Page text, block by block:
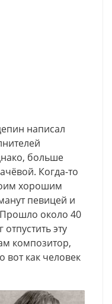
написал
больше
Когда-то
хорошим
певицей и
Прошло около 40
эту
композитор,
вот как человек